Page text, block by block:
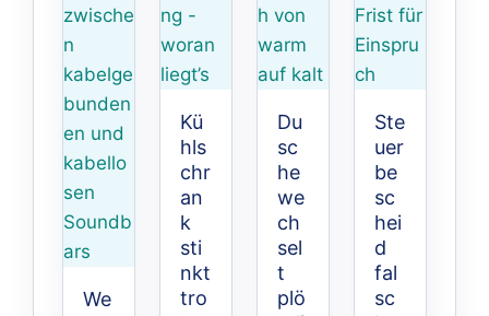
We
Kü
hls
chr
an
k
sti
nkt
tro
Du
sc
he
we
ch
sel
t
plö
Ste
uer
be
sc
hei
d
fal
sc